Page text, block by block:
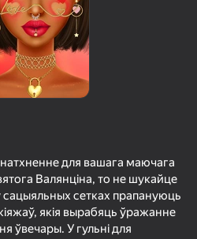
ГУЛЯЦЬ
ASMR Makeup & Makeover Studio
67 73
для вашага маючага
Валянціна, то не шукайце
сетках прапануюць
якія вырабяць ўражанне
ўвечары. У гульні для